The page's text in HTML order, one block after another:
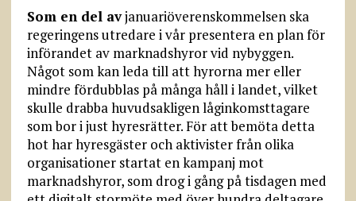
Som en del avjanuariöverenskommelsen ska
regeringens utredare i vår presentera en plan för
införandet av marknadshyror vid nybyggen.
Något som kan leda till att hyrorna mer eller
mindre fördubblas på många håll i landet, vilket
skulle drabba huvudsakligen låginkomsttagare
som bor i just hyresrätter. För att bemöta detta
hot har hyresgäster och aktivister från olika
organisationer startat en kampanj mot
marknadshyror, som drog i gång på tisdagen med